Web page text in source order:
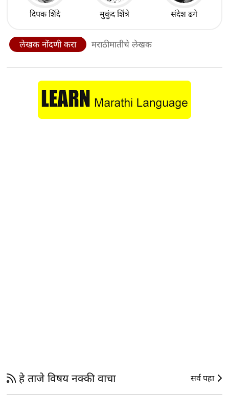
दिपक शिंदे मुकुंद शिंत्रे संदेश ढगे
लेखक नोंदणी करा मराठीमातीचे लेखक
हे ताजे विषय नक्की वाचा सर्व पहा